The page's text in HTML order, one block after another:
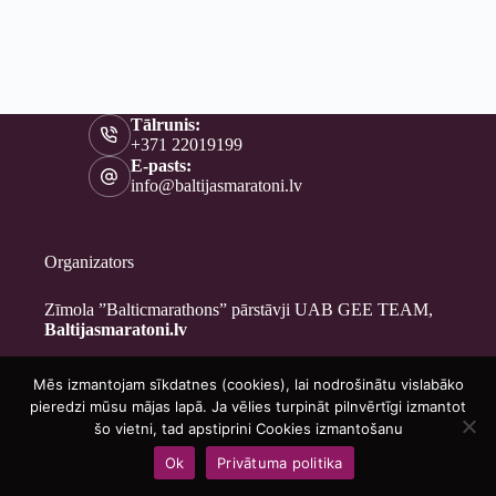
Tālrunis:
+371 22019199
E-pasts:
info@baltijasmaratoni.lv
Organizators
Zīmola ”Balticmarathons” pārstāvji UAB GEE TEAM,
Baltijasmaratoni.lv
Kontakti
Par mums
Brīvprātīgajiem
Privātuma politika
Copyright © 2026 - Baltijasmaratoni.lv
Mēs izmantojam sīkdatnes (cookies), lai nodrošinātu vislabāko
pieredzi mūsu mājas lapā. Ja vēlies turpināt pilnvērtīgi izmantot
šo vietni, tad apstiprini Cookies izmantošanu
Ok
Privātuma politika